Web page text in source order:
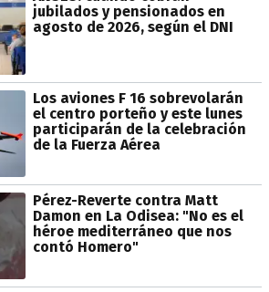
jubilados y pensionados en
agosto de 2026, según el DNI
Los aviones F 16 sobrevolarán
el centro porteño y este lunes
participarán de la celebración
de la Fuerza Aérea
Pérez-Reverte contra Matt
Damon en La Odisea: "No es el
héroe mediterráneo que nos
contó Homero"